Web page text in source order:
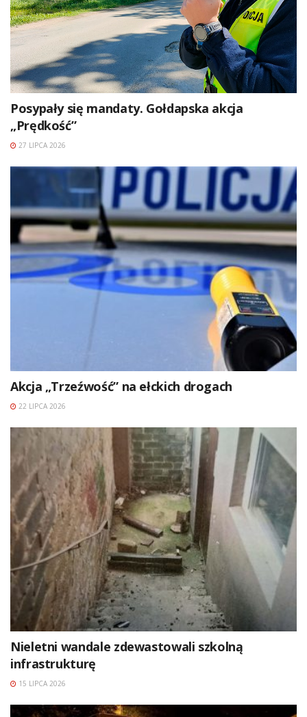
Posypały się mandaty. Gołdapska akcja
„Prędkość”
27 LIPCA 2026
Akcja „Trzeźwość” na ełckich drogach
22 LIPCA 2026
Nieletni wandale zdewastowali szkolną
infrastrukturę
15 LIPCA 2026